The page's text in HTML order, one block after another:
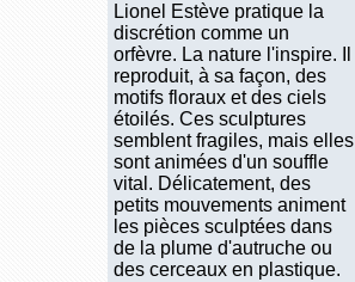
Lionel Estève pratique la
discrétion comme un
orfèvre. La nature l'inspire. Il
reproduit, à sa façon, des
motifs floraux et des ciels
étoilés. Ces sculptures
semblent fragiles, mais elles
sont animées d'un souffle
vital. Délicatement, des
petits mouvements animent
les pièces sculptées dans
de la plume d'autruche ou
des cerceaux en plastique.